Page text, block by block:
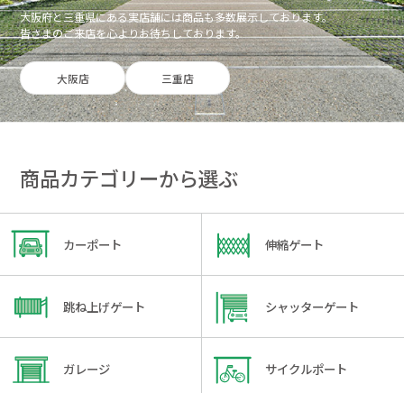
大阪府と三重県にある実店舗には商品も多数展示しております。
皆さまのご来店を心よりお待ちしております。
大阪店 三重店
商品カテゴリーから選ぶ
カーポート 伸縮ゲート
跳ね上げゲート シャッターゲート
ガレージ サイクルポート